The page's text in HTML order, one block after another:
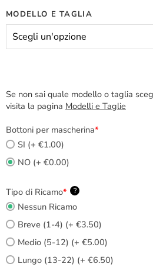
MODELLO E TAGLIA
Se non sai quale modello o taglia
visita la pagina Modelli e Taglie
Bottoni per mascherina*
SI (+ €1.00)
NO (+ €0.00)
Tipo di Ricamo* ?
Nessun Ricamo
Breve (1-4) (+ €3.50)
Medio (5-12) (+ €5.00)
Lungo (13-22) (+ €6.50)